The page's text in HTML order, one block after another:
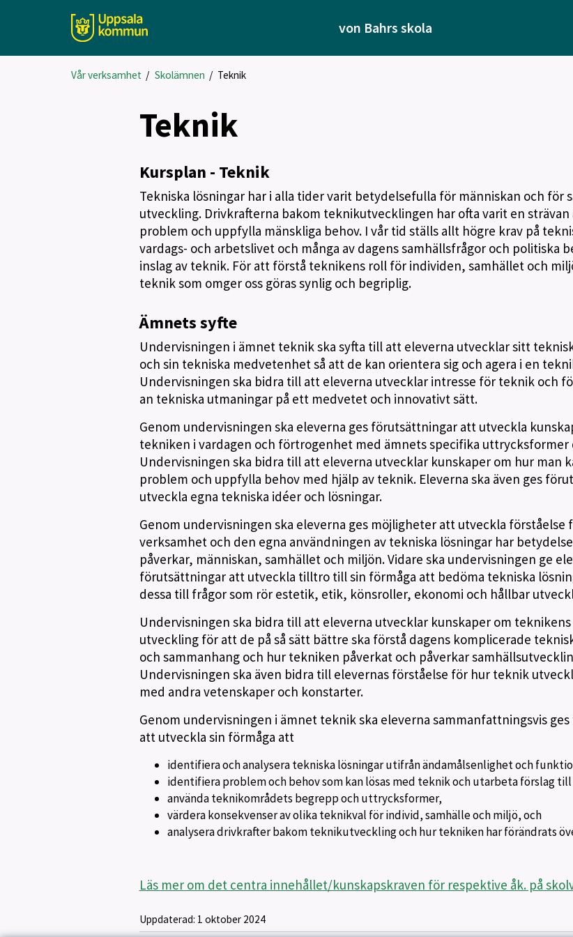
von Bahrs skola
Vår verksamhet / Skolämnen / Teknik
Teknik
Kursplan - Teknik
Tekniska lösningar har i alla tider varit betydelsefulla för människan och för
utveckling. Drivkrafterna bakom teknikutvecklingen har ofta varit en strävan
problem och uppfylla mänskliga behov. I vår tid ställs allt högre krav på
vardags- och arbetslivet och många av dagens samhällsfrågor och politiska
inslag av teknik. För att förstå teknikens roll för individen, samhället och
teknik som omger oss göras synlig och begriplig.
Ämnets syfte
Undervisningen i ämnet teknik ska syfta till att eleverna utvecklar sitt
och sin tekniska medvetenhet så att de kan orientera sig och agera i en
Undervisningen ska bidra till att eleverna utvecklar intresse för teknik och
an tekniska utmaningar på ett medvetet och innovativt sätt.
Genom undervisningen ska eleverna ges förutsättningar att utveckla
tekniken i vardagen och förtrogenhet med ämnets specifika uttrycksformer
Undervisningen ska bidra till att eleverna utvecklar kunskaper om hur man
problem och uppfylla behov med hjälp av teknik. Eleverna ska även ges
utveckla egna tekniska idéer och lösningar.
Genom undervisningen ska eleverna ges möjligheter att utveckla förståelse
verksamhet och den egna användningen av tekniska lösningar har
påverkar, människan, samhället och miljön. Vidare ska undervisningen ge
förutsättningar att utveckla tilltro till sin förmåga att bedöma tekniska
dessa till frågor som rör estetik, etik, könsroller, ekonomi och hållbar
Undervisningen ska bidra till att eleverna utvecklar kunskaper om
utveckling för att de på så sätt bättre ska förstå dagens komplicerade
och sammanhang och hur tekniken påverkat och påverkar
Undervisningen ska även bidra till elevernas förståelse för hur teknik
med andra vetenskaper och konstarter.
Genom undervisningen i ämnet teknik ska eleverna sammanfattningsvis
att utveckla sin förmåga att
identifiera och analysera tekniska lösningar utifrån ändamålsenlighet och
identifiera problem och behov som kan lösas med teknik och utarbeta förslag till
använda teknikområdets begrepp och uttrycksformer,
värdera konsekvenser av olika teknikval för individ, samhälle och miljö, och
analysera drivkrafter bakom teknikutveckling och hur tekniken har förändrats
Läs mer om det centra innehållet/kunskapskraven för respektive åk. på
Uppdaterad: 1 oktober 2024